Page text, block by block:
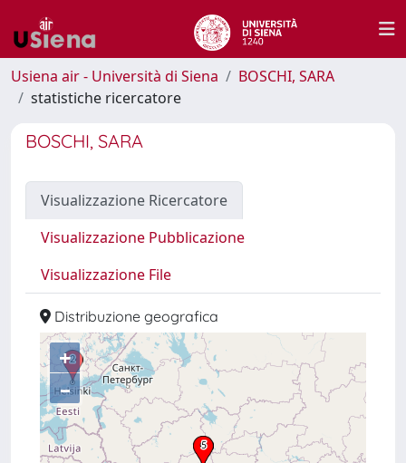
Usiena air - Università di Siena
BOSCHI, SARA
statistiche ricercatore
BOSCHI, SARA
Visualizzazione Ricercatore
Visualizzazione Pubblicazione
Visualizzazione File
Distribuzione geografica
+
–